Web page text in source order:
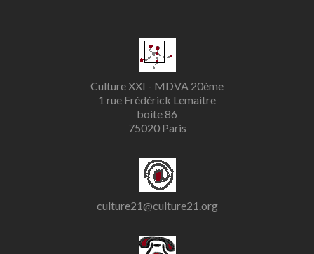
Culture XXI - MDVA 20ème
1 rue Frédérick Lemaitre
boite 86
75020 Paris
culture21@culture21.org